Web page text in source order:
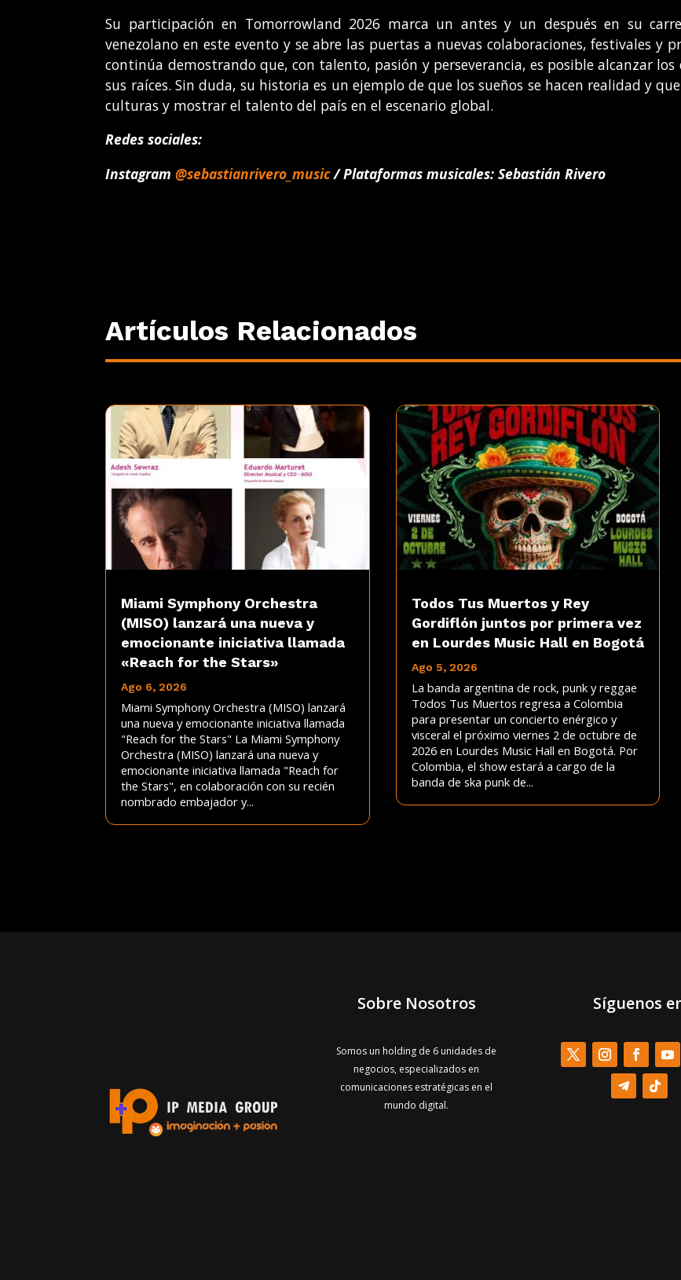
Su participación en Tomorrowland 2026 marca un antes y un después en su
venezolano en este evento y se abre las puertas a nuevas colaboraciones, festivales y
continúa demostrando que, con talento, pasión y perseverancia, es posible alcanzar
sus raíces. Sin duda, su historia es un ejemplo de que los sueños se hacen realidad y
culturas y mostrar el talento del país en el escenario global.
Redes sociales:
Instagram@sebastianrivero_music/ Plataformas musicales: Sebastián Rivero
Artículos Relacionados
Miami Symphony Orchestra
(MISO) lanzará una nueva y
emocionante iniciativa llamada
«Reach for the Stars»
Ago 6, 2026
Miami Symphony Orchestra (MISO) lanzará
una nueva y emocionante iniciativa llamada
"Reach for the Stars" La Miami Symphony
Orchestra (MISO) lanzará una nueva y
emocionante iniciativa llamada "Reach for
the Stars", en colaboración con su recién
nombrado embajador y...
Todos Tus Muertos y Rey
Gordiflón juntos por primera vez
en Lourdes Music Hall en Bogotá
Ago 5, 2026
La banda argentina de rock, punk y reggae
Todos Tus Muertos regresa a Colombia
para presentar un concierto enérgico y
visceral el próximo viernes 2 de octubre de
2026 en Lourdes Music Hall en Bogotá. Por
Colombia, el show estará a cargo de la
banda de ska punk de...
Sobre Nosotros
Somos un holding de 6 unidades de
negocios, especializados en
comunicaciones estratégicas en el
mundo digital.
Síguenos